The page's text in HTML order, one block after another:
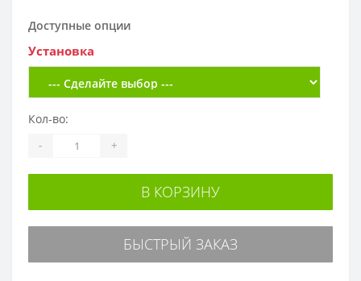
Доступные опции
Установка
Кол-во:
- +
В КОРЗИНУ
БЫСТРЫЙ ЗАКАЗ